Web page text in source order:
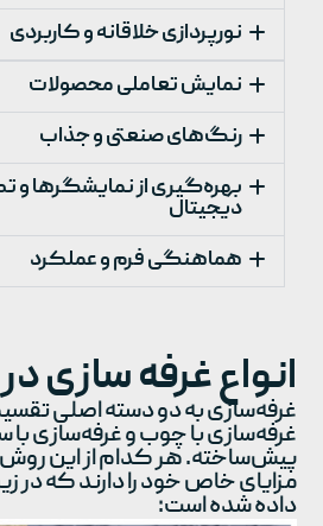
نورپردازی خلاقانه و کاربردی
نمایش تعاملی محصولات
رنگ‌های صنعتی و جذاب
بهره‌گیری از نمایشگرها و
دیجیتال
هماهنگی فرم و عملکرد
انواع غرفه سازی
غرفه‌سازی به دو دسته اصلی
غرفه‌سازی با چوب و غرفه‌سازی با
پیش‌ساخته. هر کدام از این
مزایای خاص خود را دارند که در
داده شده است: